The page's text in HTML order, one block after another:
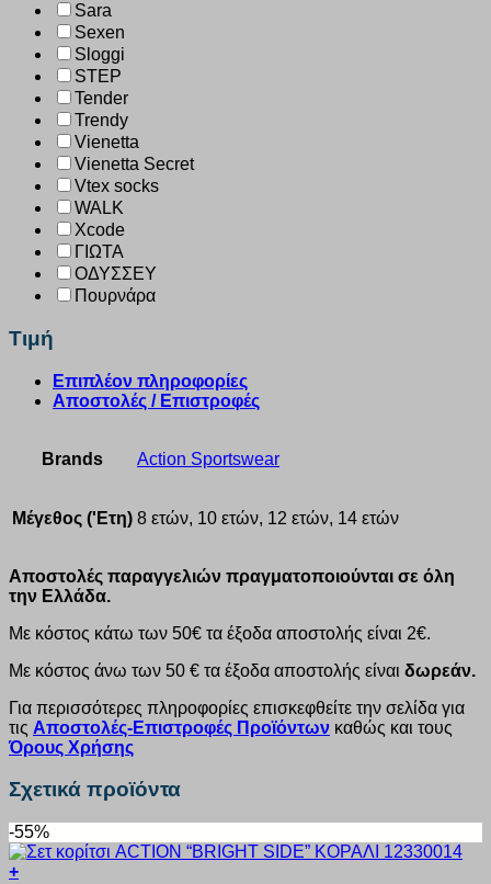
Sara
Sexen
Sloggi
STEP
Tender
Trendy
Vienetta
Vienetta Secret
Vtex socks
WALK
Xcode
ΓΙΩΤΑ
ΟΔΥΣΣΕΥ
Πουρνάρα
Τιμή
Επιπλέον πληροφορίες
Αποστολές / Επιστροφές
Brands Action Sportswear
Μέγεθος ('Ετη) 8 ετών, 10 ετών, 12 ετών, 14 ετών
Αποστολές παραγγελιών πραγματοποιούνται σε όλη
την Ελλάδα.
Με κόστος κάτω των 50€ τα έξοδα αποστολής είναι 2€.
Με κόστος άνω των 50 € τα έξοδα αποστολής είναι δωρεάν.
Για περισσότερες πληροφορίες επισκεφθείτε την σελίδα για
τις Αποστολές-Επιστροφές Προϊόντων καθώς και τους
Όρους Χρήσης
Σχετικά προϊόντα
-55%
+